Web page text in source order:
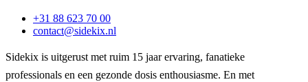
+31 88 623 70 00
contact@sidekix.nl
Sidekix is uitgerust met ruim 15 jaar ervaring, fanatieke
professionals en een gezonde dosis enthousiasme. En met